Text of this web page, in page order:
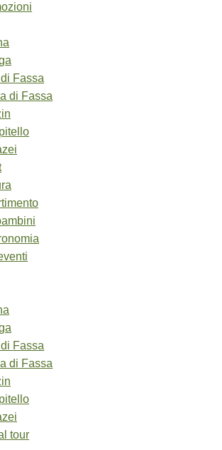
Fassa
di Fassa
Fassa
di Fassa
tour